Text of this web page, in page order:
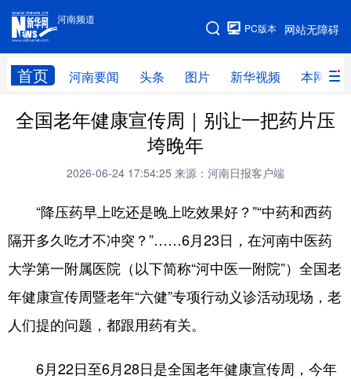
河南频道
网站无障碍
PC版本
首页 河南要闻 头条 图片 新华视频 本网原创
河南频道
网站地图
频道首页 河南要闻 头条
本网原创
新华社记者看河南 领导活动报道集
廉政 人事 新华视频
专题 网群推广 地方动态
民生社会 医疗健康
全国老年健康宣传周｜别让一把药片压
垮晚年
2026-06-24 17:54:25 来源：河南日报客户端
“降压药早上吃还是晚上吃效果好？”“中药和西药
隔开多久吃才不冲突？”……6月23日，在河南中医药
大学第一附属医院（以下简称“河中医一附院”）全国老
年健康宣传周暨老年“六健”专项行动义诊活动现场，老
人们提的问题，都跟用药有关。
6月22日至6月28日是全国老年健康宣传周，今年